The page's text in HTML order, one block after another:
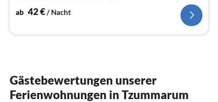
ab 42€/ Nacht
Gästebewertungen unserer
Ferienwohnungen in Tzummarum